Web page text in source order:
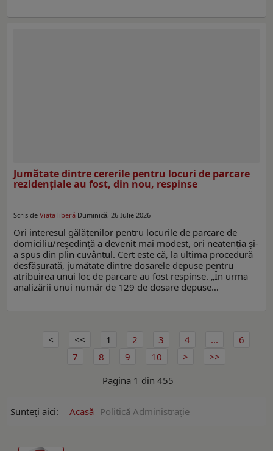
Jumătate dintre cererile pentru locuri de parcare
rezidenţiale au fost, din nou, respinse
Scris de Viaţa liberă Duminică, 26 Iulie 2026
Ori interesul gălăţenilor pentru locurile de parcare de
domiciliu/reședință a devenit mai modest, ori neatenţia şi-
a spus din plin cuvântul. Cert este că, la ultima procedură
desfăşurată, jumătate dintre dosarele depuse pentru
atribuirea unui loc de parcare au fost respinse. „În urma
analizării unui număr de 129 de dosare depuse…
1 2 3 4 ...
6
7
8 9
10
Pagina 1 din 455
Sunteți aici: Acasă Politică Administrație